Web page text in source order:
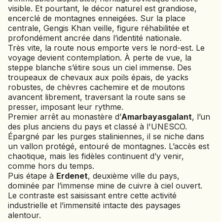
DJIBOUTI
EGYPTE
EMIRATS ARABES UNIS
EQUATEUR
ERYTHRÉE
ESTONIE
ETHIOPIE
GEORGIE
GHANA
GRÈCE
GUATEMALA
GUINÉE-BISSAU
GUINÉE CONAKRY
HONDURAS
INDE
visible. Et pourtant, le décor naturel est grandiose,
encerclé de montagnes enneigées. Sur la place
centrale, Gengis Khan veille, figure réhabilitée et
profondément ancrée dans l’identité nationale.
Très vite, la route nous emporte vers le nord-est. Le
voyage devient contemplation. À perte de vue, la
steppe blanche s’étire sous un ciel immense. Des
troupeaux de chevaux aux poils épais, de yacks
robustes, de chèvres cachemire et de moutons
avancent librement, traversant la route sans se
presser, imposant leur rythme.
Premier arrêt au monastère d’Amarbayasgalant, l’un
des plus anciens du pays et classé à l'UNESCO.
Épargné par les purges staliniennes, il se niche dans
un vallon protégé, entouré de montagnes. L’accès est
chaotique, mais les fidèles continuent d’y venir,
comme hors du temps.
Puis étape à Erdenet, deuxième ville du pays,
dominée par l’immense mine de cuivre à ciel ouvert.
Le contraste est saisissant entre cette activité
industrielle et l’immensité intacte des paysages
alentour.